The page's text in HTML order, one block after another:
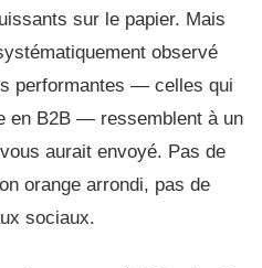
sur le papier. Mais
observé
performantes — celles qui
en B2B — ressemblent à un
aurait envoyé. Pas de
orange arrondi, pas de
sociaux.